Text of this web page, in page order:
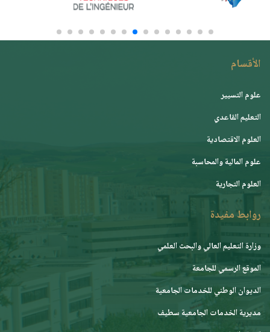
الأقسام
علوم التسيير
التعليم القاعدي
العلوم الاقتصادية
علوم المالية والمحاسبة
العلوم التجارية
روابط مفيدة
وزارة التعليم العالي والبحث العلمي
الموقع الرسمي للجامعة
ﺍﻟﺪﻳﻮﺍﻥ ﺍﻟﻮﻃﻨﻲ ﻟﻠﺨﺪﻣﺎﺕ ﺍﻟﺠﺎﻣﻌﻴﺔ
مديرية الخدمات الجامعية سطيف